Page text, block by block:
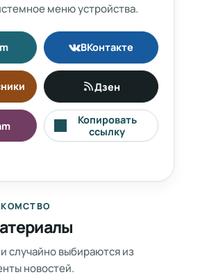
меню устройства.
ВКонтакте
Дзен
Копировать
ссылку
случайно выбираются из
новостей.